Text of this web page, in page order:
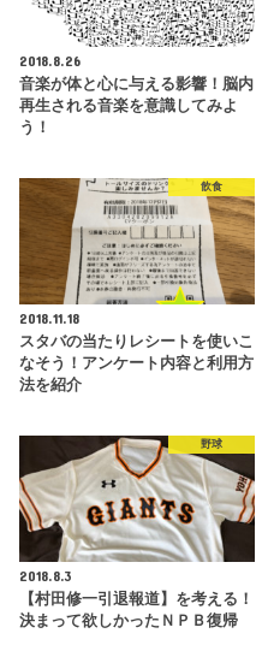
2018.8.26
音楽が体と心に与える影響！脳内
再生される音楽を意識してみよ
う！
飲食
2018.11.18
スタバの当たりレシートを使いこ
なそう！アンケート内容と利用方
法を紹介
野球
2018.8.3
【村田修一引退報道】を考える！
決まって欲しかったＮＰＢ復帰